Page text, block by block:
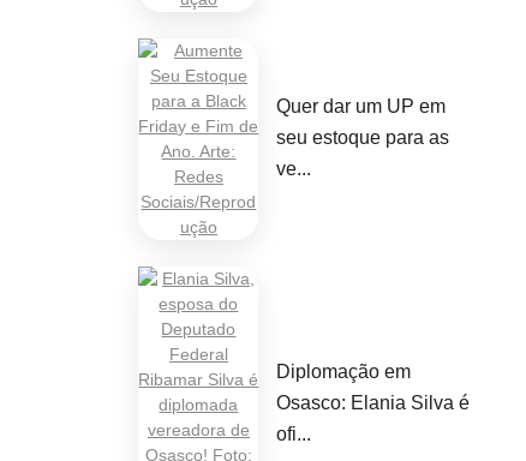
Quer dar um UP em
seu estoque para as
ve...
Diplomação em
Osasco: Elania Silva é
ofi...